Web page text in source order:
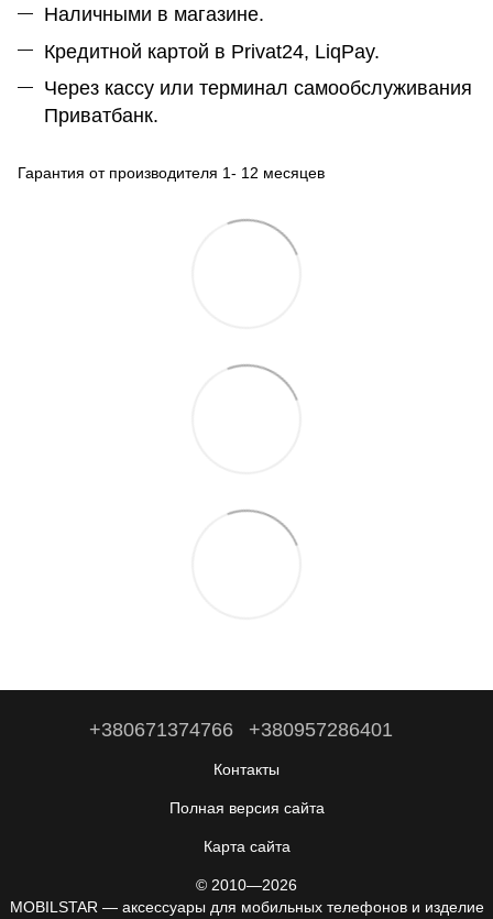
Наличными в магазине.
Кредитной картой в Privat24, LiqPay.
Через кассу или терминал самообслуживания
Приватбанк.
Гарантия от производителя 1- 12 месяцев
+380671374766 +380957286401
Контакты
Полная версия сайта
Карта сайта
© 2010—2026
MOBILSTAR — аксессуары для мобильных телефонов и изделие